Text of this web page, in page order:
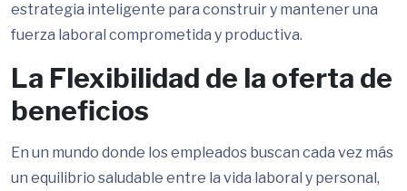
estrategia inteligente para construir y mantener una
fuerza laboral comprometida y productiva.
La Flexibilidad de la oferta de
beneficios
En un mundo donde los empleados buscan cada vez más
un equilibrio saludable entre la vida laboral y personal,